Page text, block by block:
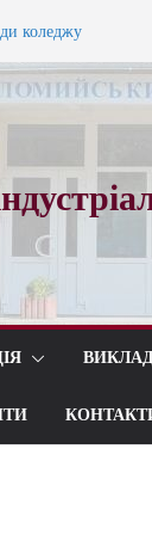
коледжу
вальсу…